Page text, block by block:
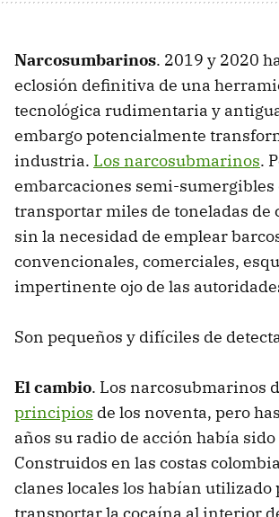
Narcosumbarinos. 2019 y 2020
eclosión definitiva de una
tecnológica rudimentaria y
embargo potencialmente
industria. Los narcosubmarinos.
embarcaciones semi-
transportar miles de toneladas de
sin la necesidad de emplear
convencionales, comerciales,
impertinente ojo de las
Son pequeños y difíciles de
El cambio. Los narcosubmarinos
principios de los noventa, pero
años su radio de acción había sido
Construidos en las costas
clanes locales los habían utilizado
transportar la cocaína al interior